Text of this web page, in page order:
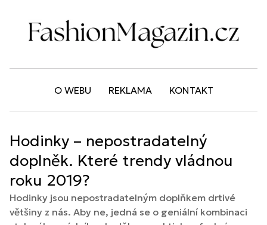
O WEBU REKLAMA KONTAKT
Hodinky – nepostradatelný
doplněk. Které trendy vládnou
roku 2019?
Hodinky jsou nepostradatelným doplňkem drtivé
většiny z nás. Aby ne, jedná se o geniální kombinaci